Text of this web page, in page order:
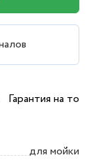
Гарантия на товар
для мойки